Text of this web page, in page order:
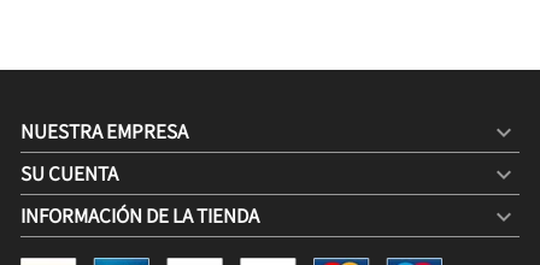
NUESTRA EMPRESA 
SU CUENTA 
INFORMACIÓN DE LA TIENDA keyboard_arrow_down